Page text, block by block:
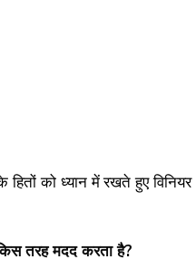
को ध्यान में रखते हुए विनियर
तरह मदद करता है?